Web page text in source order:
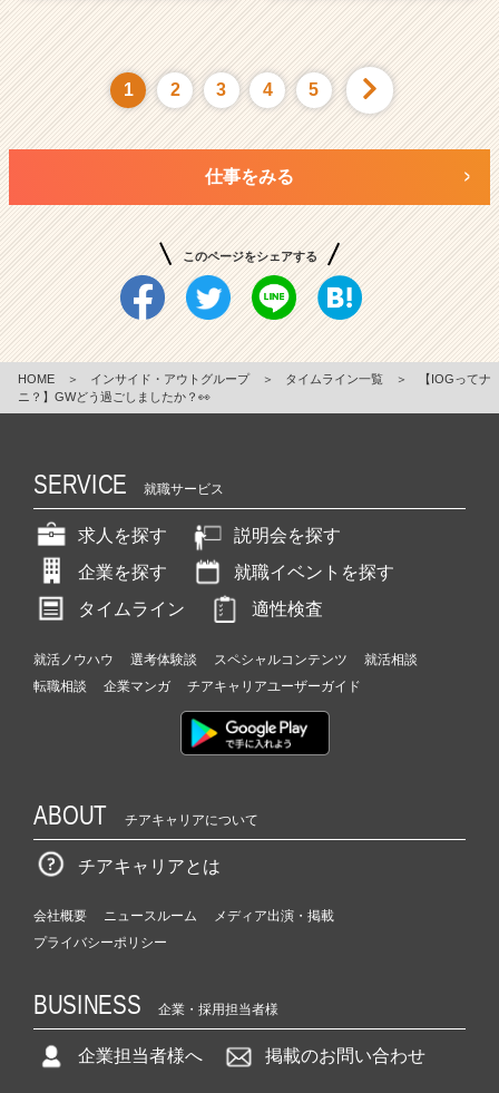
1 2 3 4 5
仕事をみる
このページをシェアする
HOME ＞ インサイド・アウトグループ ＞ タイムライン一覧 ＞
【IOGってナ
ニ？】GWどう過ごしましたか？👀
SERVICE 就職サービス
求人を探す
説明会を探す
企業を探す
就職イベントを探す
タイムライン
適性検査
就活ノウハウ 選考体験談 スペシャルコンテンツ
就活相談
転職相談
企業マンガ チアキャリアユーザーガイド
ABOUT チアキャリアについて
チアキャリアとは
会社概要 ニュースルーム
メディア出演・掲載
プライバシーポリシー
BUSINESS 企業・採用担当者様
企業担当者様へ 掲載のお問い合わせ